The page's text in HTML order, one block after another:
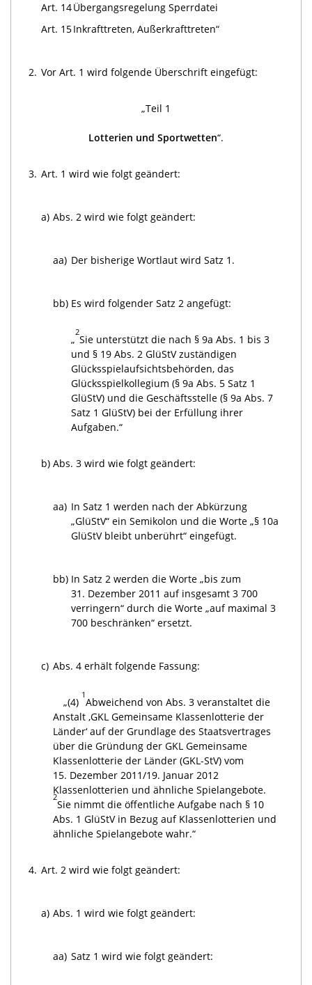
Art. 14Übergangsregelung Sperrdatei
Art. 15Inkrafttreten, Außerkrafttreten“
2. Vor Art. 1 wird folgende Überschrift eingefügt:
„Teil 1
Lotterien und Sportwetten“.
3. Art. 1 wird wie folgt geändert:
a) Abs. 2 wird wie folgt geändert:
aa) Der bisherige Wortlaut wird Satz 1.
bb) Es wird folgender Satz 2 angefügt:
„
2
Sie unterstützt die nach § 9a Abs. 1 bis 3
und § 19 Abs. 2 GlüStV zuständigen
Glücksspielaufsichtsbehörden, das
Glücksspielkollegium (§ 9a Abs. 5 Satz 1
GlüStV) und die Geschäftsstelle (§ 9a Abs. 7
Satz 1 GlüStV) bei der Erfüllung ihrer
Aufgaben.“
b) Abs. 3 wird wie folgt geändert:
aa) In Satz 1 werden nach der Abkürzung
„GlüStV“ ein Semikolon und die Worte „§ 10a
GlüStV bleibt unberührt“ eingefügt.
bb) In Satz 2 werden die Worte „bis zum
31. Dezember 2011 auf insgesamt 3 700
verringern“ durch die Worte „auf maximal 3
700 beschränken“ ersetzt.
c) Abs. 4 erhält folgende Fassung:
„(4)
1
Abweichend von Abs. 3 veranstaltet die
Anstalt ‚GKL Gemeinsame Klassenlotterie der
Länder‘ auf der Grundlage des Staatsvertrages
über die Gründung der GKL Gemeinsame
Klassenlotterie der Länder (GKL-StV) vom
15. Dezember 2011/19. Januar 2012
Klassenlotterien und ähnliche Spielangebote.
2
Sie nimmt die öffentliche Aufgabe nach § 10
Abs. 1 GlüStV in Bezug auf Klassenlotterien und
ähnliche Spielangebote wahr.“
4. Art. 2 wird wie folgt geändert:
a) Abs. 1 wird wie folgt geändert:
aa) Satz 1 wird wie folgt geändert: